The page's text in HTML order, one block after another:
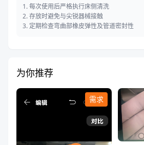
1. 每次使用后严格执行床侧清洗
2. 存放时避免与尖锐器械接触
3. 定期检查弯曲部橡皮弹性及管道密封性
为你推荐
需求